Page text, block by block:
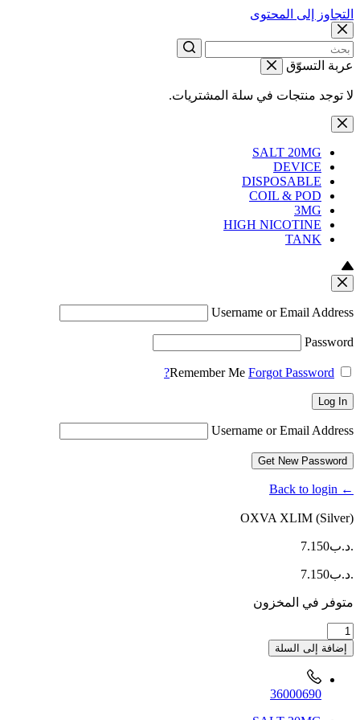
التجاوز إلى المحتوى
عربة التسوّق
لا توجد منتجات في سلة المشتريات.
SALT 20MG
DEVICE
DISPOSABLE
COIL & POD
3MG
HIGH NICOTINE
TANK
Username or Email Address
Password
Remember Me Forgot Password?
Log In
Username or Email Address
Get New Password
← Back to login
OXVA XLIM (Silver)
.د.ب7.150
.د.ب7.150
متوفر في المخزون
كمية
OXVA
XLIM
إضافة إلى السلة
36000690